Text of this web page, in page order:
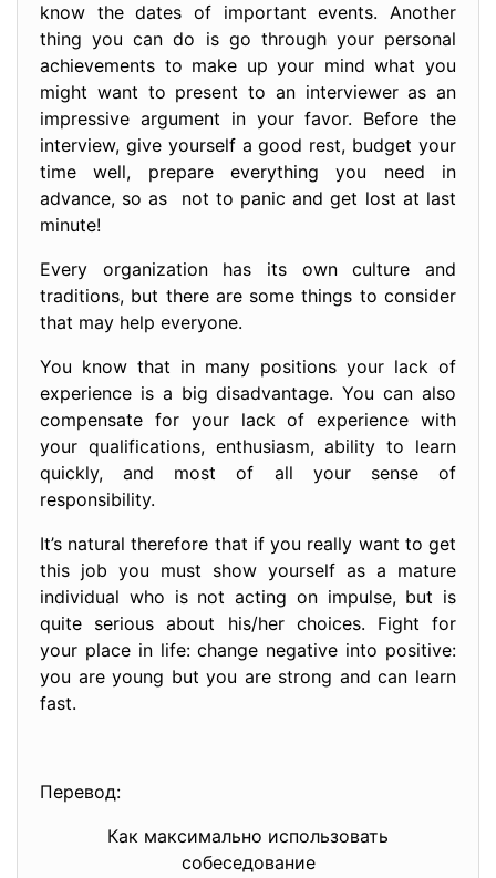
know the dates of important events. Another
thing you can do is go through your personal
achievements to make up your mind what you
might want to present to an interviewer as an
impressive argument in your favor. Before the
interview, give yourself a good rest, budget your
time well, prepare everything you need in
advance, so as not to panic and get lost at last
minute!
Every organization has its own culture and
traditions, but there are some things to consider
that may help everyone.
You know that in many positions your lack of
experience is a big disadvantage. You can also
compensate for your lack of experience with
your qualifications, enthusiasm, ability to learn
quickly, and most of all your sense of
responsibility.
It’s natural therefore that if you really want to get
this job you must show yourself as a mature
individual who is not acting on impulse, but is
quite serious about his/her choices. Fight for
your place in life: change negative into positive:
you are young but you are strong and can learn
fast.
Перевод:
Как максимально использовать
собеседование